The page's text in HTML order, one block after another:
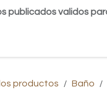
publicados validos
productos Baño